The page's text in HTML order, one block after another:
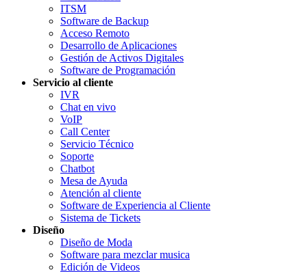
ITSM
Software de Backup
Acceso Remoto
Desarrollo de Aplicaciones
Gestión de Activos Digitales
Software de Programación
Servicio al cliente
IVR
Chat en vivo
VoIP
Call Center
Servicio Técnico
Soporte
Chatbot
Mesa de Ayuda
Atención al cliente
Software de Experiencia al Cliente
Sistema de Tickets
Diseño
Diseño de Moda
Software para mezclar musica
Edición de Videos